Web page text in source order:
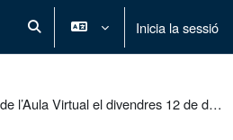
Commuta l'entrada de la cerca
Inicia la sessió
Aturada de l’Aula Virtual el divendres 12 de desembre de 2025 7:30-8:00